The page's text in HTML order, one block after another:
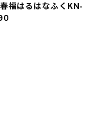
福はるはなふく KN-